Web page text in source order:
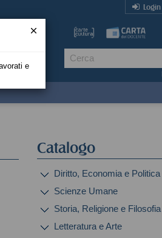
Login
Catalogo
Diritto, Economia e Politica
Scienze Umane
Storia, Religione e Filosofia
Letteratura e Arte
e